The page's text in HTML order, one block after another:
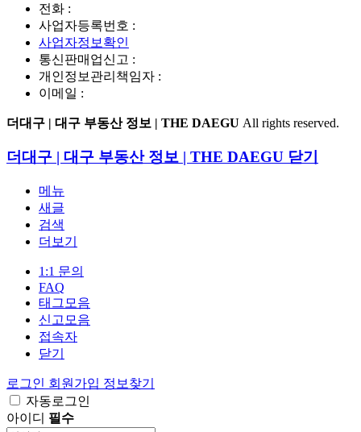
전화 :
사업자등록번호 :
사업자정보확인
통신판매업신고 :
개인정보관리책임자 :
이메일 :
더대구 | 대구 부동산 정보 | THE DAEGU All rights reserved.
더대구 | 대구 부동산 정보 | THE DAEGU 닫기
메뉴
새글
검색
더보기
1:1 문의
FAQ
태그모음
신고모음
접속자
닫기
로그인 회원가입 정보찾기
자동로그인
아이디 필수